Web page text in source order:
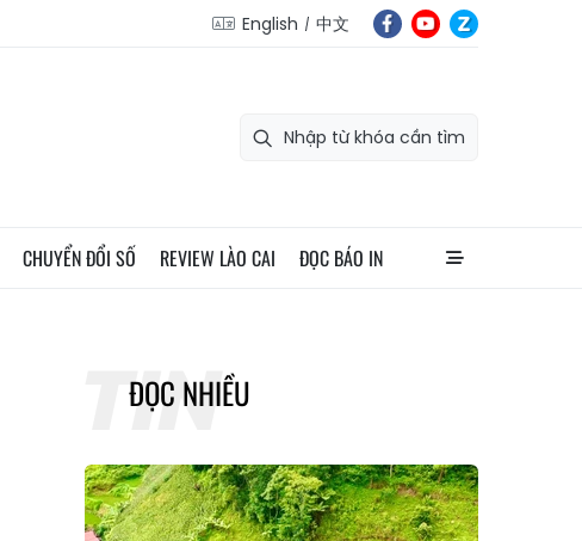
English 中文
CHUYỂN ĐỔI SỐ REVIEW LÀO CAI ĐỌC BÁO IN
ĐỌC NHIỀU